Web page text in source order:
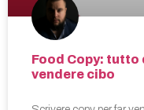
Food Copy: tutto
vendere cibo